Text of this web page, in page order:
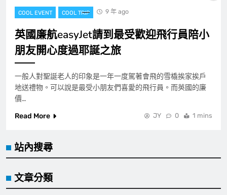
COOL EVENT COOL TRIP 9 年 ago
英國廉航easyJet請到最受歡迎飛行員陪小
朋友開心度過耶誕之旅
一般人對聖誕老人的印象是一年一度駕著會飛的雪橇挨家挨戶
地送禮物。可以說是最受小朋友們喜愛的飛行員。而英國的廉
價…
Read More
JY 0 1 mins
站內搜尋
文章分類